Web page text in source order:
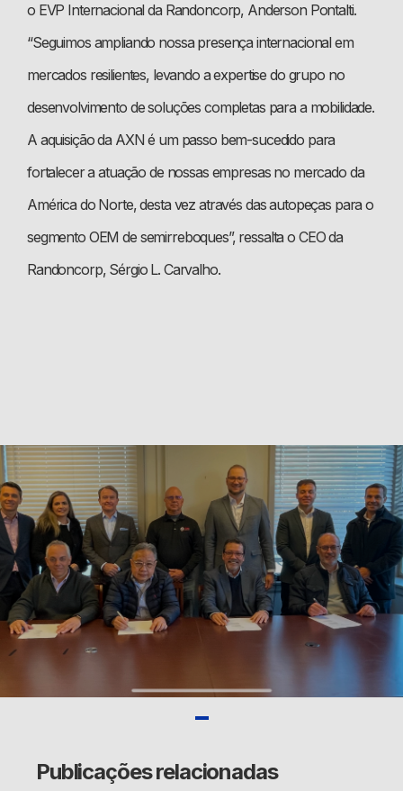
o EVP Internacional da Randoncorp, Anderson Pontalti.
“Seguimos ampliando nossa presença internacional em
mercados resilientes, levando a expertise do grupo no
desenvolvimento de soluções completas para a mobilidade.
A aquisição da AXN é um passo bem-sucedido para
fortalecer a atuação de nossas empresas no mercado da
América do Norte, desta vez através das autopeças para o
segmento OEM de semirreboques”, ressalta o CEO da
Randoncorp, Sérgio L. Carvalho.
Publicações relacionadas